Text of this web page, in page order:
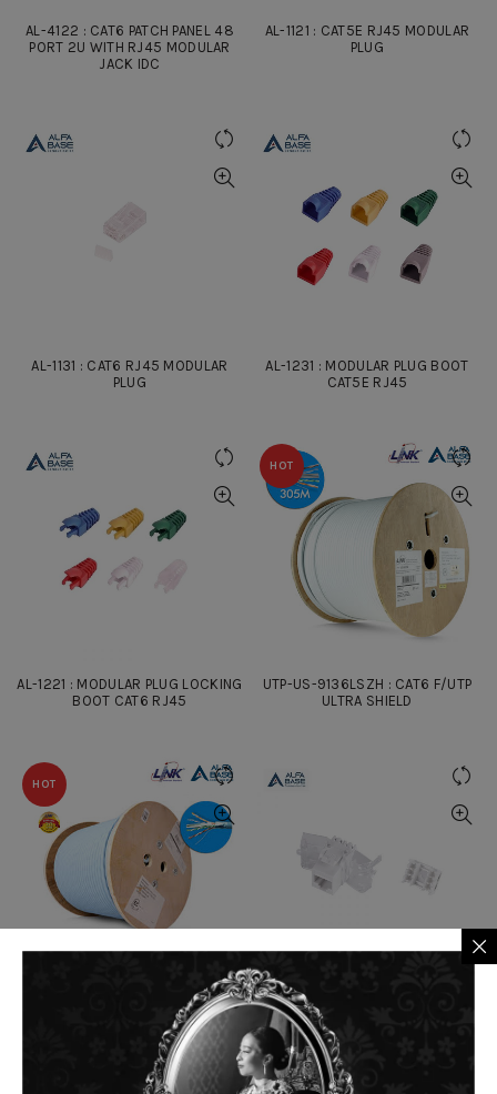
AL-4122 : CAT6 PATCH PANEL 48
PORT 2U WITH RJ45 MODULAR
JACK IDC
AL-1121 : CAT5E RJ45 MODULAR
PLUG
AL-1131 : CAT6 RJ45 MODULAR
PLUG
AL-1231 : MODULAR PLUG BOOT
CAT5E RJ45
AL-1221 : MODULAR PLUG LOCKING
BOOT CAT6 RJ45
HOT
UTP-US-9136LSZH : CAT6 F/UTP
ULTRA SHIELD
HOT
UTP-US-9266LSZH : CAT6A F/UTP
XG ( 650 MHZ ) CABLE
AL-2123 : CAT6 RJ45 MODULAR
JACK TOOL FREE WHITE